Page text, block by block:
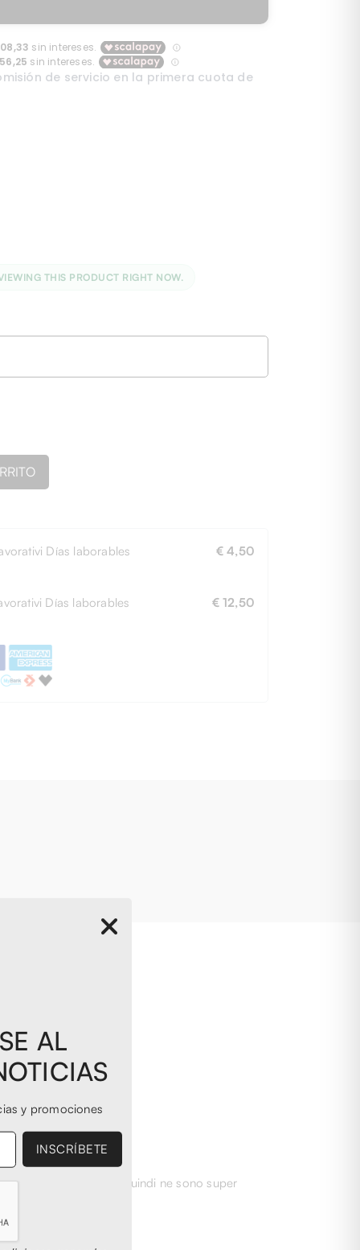
AL
y promociones
THIS PRODUCT RIGHT NOW.
Días laborables € 4,50
Días laborables € 12,50
ormai introvabili, quindi ne sono super